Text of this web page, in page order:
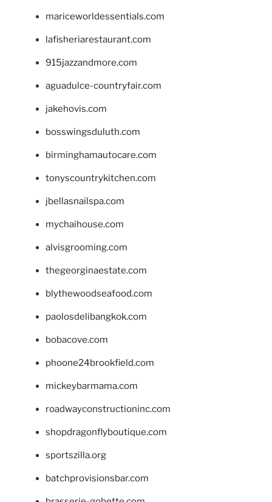
mariceworldessentials.com
lafisheriarestaurant.com
915jazzandmore.com
aguadulce-countryfair.com
jakehovis.com
bosswingsduluth.com
birminghamautocare.com
tonyscountrykitchen.com
jbellasnailspa.com
mychaihouse.com
alvisgrooming.com
thegeorginaestate.com
blythewoodseafood.com
paolosdelibangkok.com
bobacove.com
phoone24brookfield.com
mickeybarmama.com
roadwayconstructioninc.com
shopdragonflyboutique.com
sportszilla.org
batchprovisionsbar.com